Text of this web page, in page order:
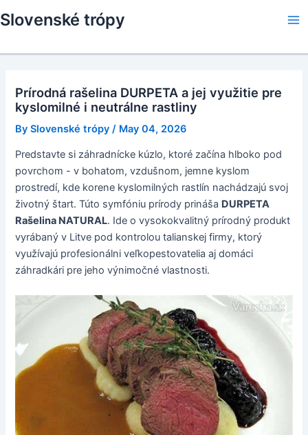
to
Slovenské trópy
Prírodná rašelina DURPETA a jej využitie pre
kyslomilné i neutrálne rastliny
BySlovenské trópy / May 04, 2026
Predstavte si záhradnícke kúzlo, ktoré začína hlboko pod
povrchom - v bohatom, vzdušnom, jemne kyslom
prostredí, kde korene kyslomilných rastlín nachádzajú svoj
životný štart. Túto symfóniu prírody prináša DURPETA
Rašelina NATURAL. Ide o vysokokvalitný prírodný produkt
vyrábaný v Litve pod kontrolou talianskej firmy, ktorý
využívajú profesionálni veľkopestovatelia aj domáci
záhradkári pre jeho výnimočné vlastnosti.